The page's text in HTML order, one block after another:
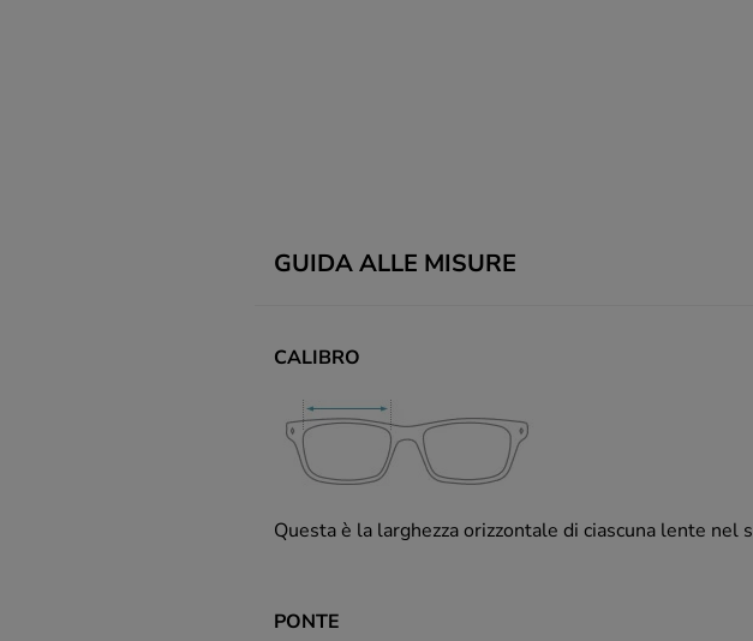
GUIDA ALLE MISURE
CALIBRO
Questa è la larghezza orizzontale di ciascuna lente
PONTE